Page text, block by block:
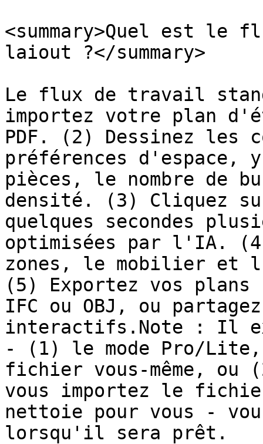
<summary>Quel est
laiout ?</summary>
Le flux de travail
importez votre plan
PDF. (2) Dessinez les
préférences d'espace,
pièces, le nombre de
densité. (3) Cliquez
quelques secondes
optimisées par l'IA.
zones, le mobilier et
(5) Exportez vos plans
IFC ou OBJ, ou
interactifs.Note : Il
- (1) le mode Pro/
fichier vous-même, ou
vous importez le
nettoie pour vous -
lorsqu'il sera prêt.